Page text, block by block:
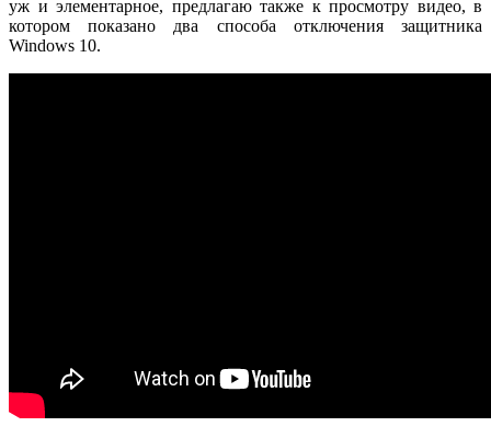
уж и элементарное, предлагаю также к просмотру видео, в
котором показано два способа отключения защитника
Windows 10.